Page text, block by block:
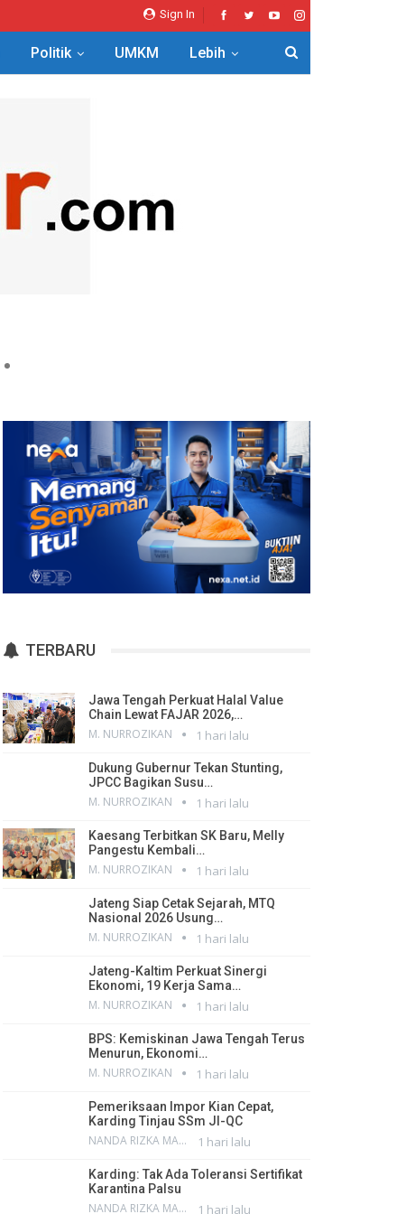
Sign In
Politik UMKM Lebih
TERBARU
Jawa Tengah Perkuat Halal Value
Chain Lewat FAJAR 2026,…
M. NURROZIKAN 1 hari lalu
Dukung Gubernur Tekan Stunting,
JPCC Bagikan Susu…
M. NURROZIKAN 1 hari lalu
Kaesang Terbitkan SK Baru, Melly
Pangestu Kembali…
M. NURROZIKAN 1 hari lalu
Jateng Siap Cetak Sejarah, MTQ
Nasional 2026 Usung…
M. NURROZIKAN 1 hari lalu
Jateng-Kaltim Perkuat Sinergi
Ekonomi, 19 Kerja Sama…
M. NURROZIKAN 1 hari lalu
BPS: Kemiskinan Jawa Tengah Terus
Menurun, Ekonomi…
M. NURROZIKAN 1 hari lalu
Pemeriksaan Impor Kian Cepat,
Karding Tinjau SSm JI-QC
NANDA RIZKA MAHENDRA 1 hari lalu
Karding: Tak Ada Toleransi Sertifikat
Karantina Palsu
NANDA RIZKA MAHENDRA 1 hari lalu